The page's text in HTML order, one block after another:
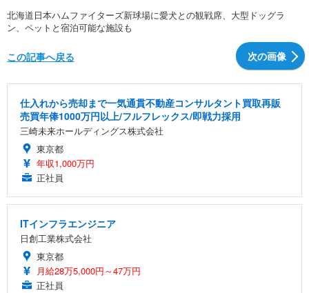
北海道日本ハムファイターズ新球場に愛犬との観戦席、大型ドッグラ
ン、ペットと宿泊可能な施設も
次の画像
この記事へ戻る
仕入れから売却まで一気通貫不動産コンサルタント買取再販
売買年俸1000万円以上/フルフレックス/即戦力採用
三崎未来ホールディングス株式会社
東京都
年収1,000万円
正社員
ITインフラエンジニア
日創工業株式会社
東京都
月給28万5,000円～47万円
正社員